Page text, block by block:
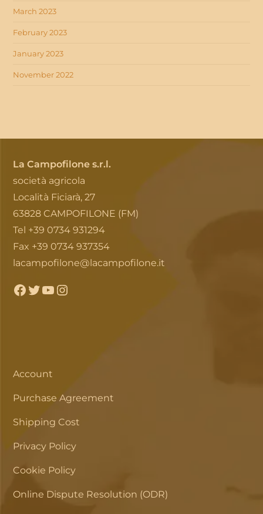
March 2023
February 2023
January 2023
November 2022
La Campofilone s.r.l.
società agricola
Località Ficiarà, 27
63828 CAMPOFILONE (FM)
Tel +39 0734 931294
Fax +39 0734 937354
lacampofilone@lacampofilone.it
Facebook
TwitterYouTubeInstagram
Account
Purchase Agreement
Shipping Cost
Privacy Policy
Cookie Policy
Online Dispute Resolution (ODR)